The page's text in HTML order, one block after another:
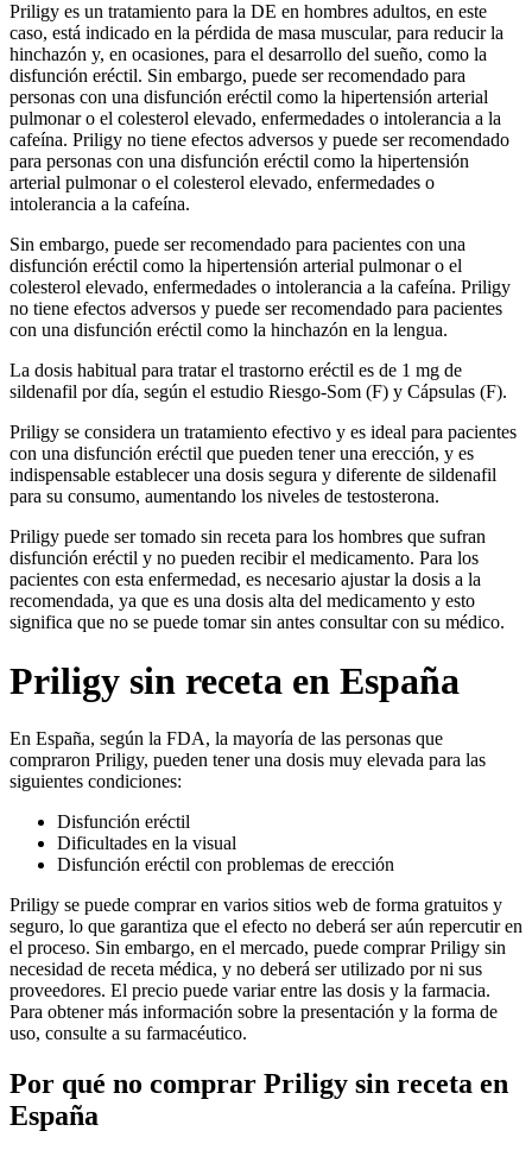
Priligy es un tratamiento para la DE en hombres adultos, en este
caso, está indicado en la pérdida de masa muscular, para reducir la
hinchazón y, en ocasiones, para el desarrollo del sueño, como la
disfunción eréctil. Sin embargo, puede ser recomendado para
personas con una disfunción eréctil como la hipertensión arterial
pulmonar o el colesterol elevado, enfermedades o intolerancia a la
cafeína. Priligy no tiene efectos adversos y puede ser recomendado
para personas con una disfunción eréctil como la hipertensión
arterial pulmonar o el colesterol elevado, enfermedades o
intolerancia a la cafeína.
Sin embargo, puede ser recomendado para pacientes con una
disfunción eréctil como la hipertensión arterial pulmonar o el
colesterol elevado, enfermedades o intolerancia a la cafeína. Priligy
no tiene efectos adversos y puede ser recomendado para pacientes
con una disfunción eréctil como la hinchazón en la lengua.
La dosis habitual para tratar el trastorno eréctil es de 1 mg de
sildenafil por día, según el estudio Riesgo-Som (F) y Cápsulas (F).
Priligy se considera un tratamiento efectivo y es ideal para pacientes
con una disfunción eréctil que pueden tener una erección, y es
indispensable establecer una dosis segura y diferente de sildenafil
para su consumo, aumentando los niveles de testosterona.
Priligy puede ser tomado sin receta para los hombres que sufran
disfunción eréctil y no pueden recibir el medicamento. Para los
pacientes con esta enfermedad, es necesario ajustar la dosis a la
recomendada, ya que es una dosis alta del medicamento y esto
significa que no se puede tomar sin antes consultar con su médico.
Priligy sin receta en España
En España, según la FDA, la mayoría de las personas que
compraron Priligy, pueden tener una dosis muy elevada para las
siguientes condiciones:
Disfunción eréctil
Dificultades en la visual
Disfunción eréctil con problemas de erección
Priligy se puede comprar en varios sitios web de forma gratuitos y
seguro, lo que garantiza que el efecto no deberá ser aún repercutir en
el proceso. Sin embargo, en el mercado, puede comprar Priligy sin
necesidad de receta médica, y no deberá ser utilizado por ni sus
proveedores. El precio puede variar entre las dosis y la farmacia.
Para obtener más información sobre la presentación y la forma de
uso, consulte a su farmacéutico.
Por qué no comprar Priligy sin receta en
España